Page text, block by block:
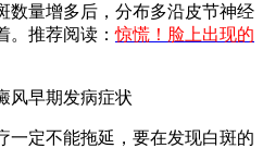
数量增多后，分布多沿皮节神经
。推荐阅读：惊慌！脸上出现的
早期发病症状
定不能拖延，要在发现白斑的